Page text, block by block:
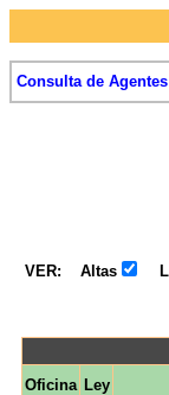
Consulta de Agentes
VER: Altas
Oficina Ley